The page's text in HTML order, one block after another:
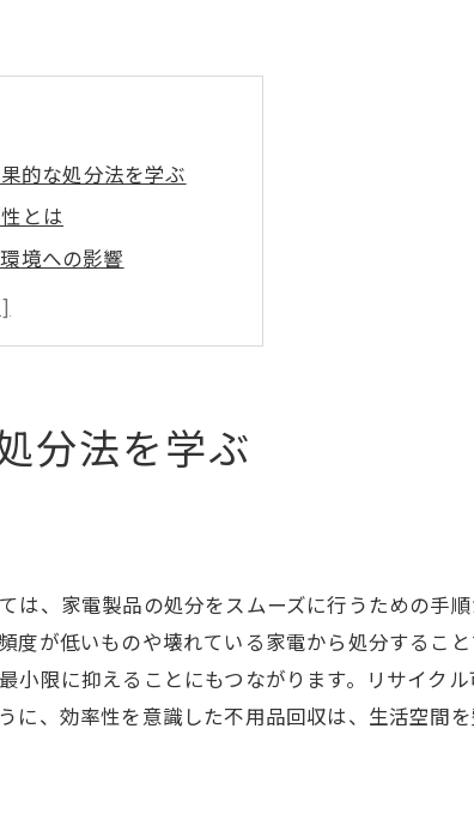
的な処分法を学ぶ
とは
境への影響
回収サービス
ルを組む
のスマートな選択
ット
活用方法
トする不用品回収
分法を学ぶ
、家電製品の処分をスムーズに行うための手順
度が低いものや壊れている家電から処分するこ
限に抑えることにもつながります。リサイク
に、効率性を意識した不用品回収は、生活空間